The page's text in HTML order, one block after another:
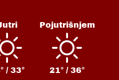
/ 33°
Pojutrišnjem
21° / 36°